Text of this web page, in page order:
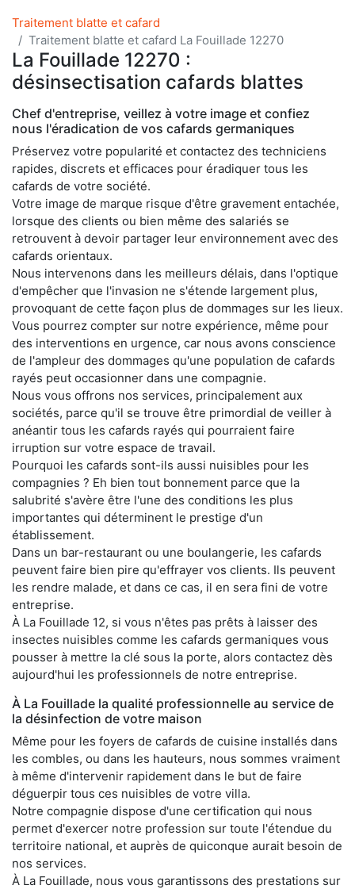
Traitement blatte et cafard
Traitement blatte et cafard La Fouillade 12270
La Fouillade 12270 :
désinsectisation cafards blattes
Chef d'entreprise, veillez à votre image et confiez
nous l'éradication de vos cafards germaniques
Préservez votre popularité et contactez des techniciens
rapides, discrets et efficaces pour éradiquer tous les
cafards de votre société.
Votre image de marque risque d'être gravement entachée,
lorsque des clients ou bien même des salariés se
retrouvent à devoir partager leur environnement avec des
cafards orientaux.
Nous intervenons dans les meilleurs délais, dans l'optique
d'empêcher que l'invasion ne s'étende largement plus,
provoquant de cette façon plus de dommages sur les lieux.
Vous pourrez compter sur notre expérience, même pour
des interventions en urgence, car nous avons conscience
de l'ampleur des dommages qu'une population de cafards
rayés peut occasionner dans une compagnie.
Nous vous offrons nos services, principalement aux
sociétés, parce qu'il se trouve être primordial de veiller à
anéantir tous les cafards rayés qui pourraient faire
irruption sur votre espace de travail.
Pourquoi les cafards sont-ils aussi nuisibles pour les
compagnies ? Eh bien tout bonnement parce que la
salubrité s'avère être l'une des conditions les plus
importantes qui déterminent le prestige d'un
établissement.
Dans un bar-restaurant ou une boulangerie, les cafards
peuvent faire bien pire qu'effrayer vos clients. Ils peuvent
les rendre malade, et dans ce cas, il en sera fini de votre
entreprise.
À La Fouillade 12, si vous n'êtes pas prêts à laisser des
insectes nuisibles comme les cafards germaniques vous
pousser à mettre la clé sous la porte, alors contactez dès
aujourd'hui les professionnels de notre entreprise.
À La Fouillade la qualité professionnelle au service de
la désinfection de votre maison
Même pour les foyers de cafards de cuisine installés dans
les combles, ou dans les hauteurs, nous sommes vraiment
à même d'intervenir rapidement dans le but de faire
déguerpir tous ces nuisibles de votre villa.
Notre compagnie dispose d'une certification qui nous
permet d'exercer notre profession sur toute l'étendue du
territoire national, et auprès de quiconque aurait besoin de
nos services.
À La Fouillade, nous vous garantissons des prestations sur